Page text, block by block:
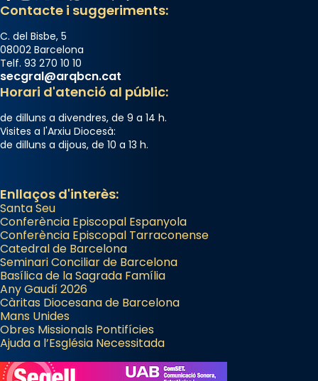
Contacte i suggeriments:
C. del Bisbe, 5
08002 Barcelona
Telf. 93 270 10 10
secgral@arqbcn.cat
Horari d'atenció al públic:
de dilluns a divendres, de 9 a 14 h.
Visites a l'Arxiu Diocesà:
de dilluns a dijous, de 10 a 13 h.
Enllaços d'interès:
Santa Seu
Conferència Episcopal Espanyola
Conferència Episcopal Tarraconense
Catedral de Barcelona
Seminari Conciliar de Barcelona
Basílica de la Sagrada Família
Any Gaudí 2026
Càritas Diocesana de Barcelona
Mans Unides
Obres Missionals Pontifícies
Ajuda a l’Església Necessitada